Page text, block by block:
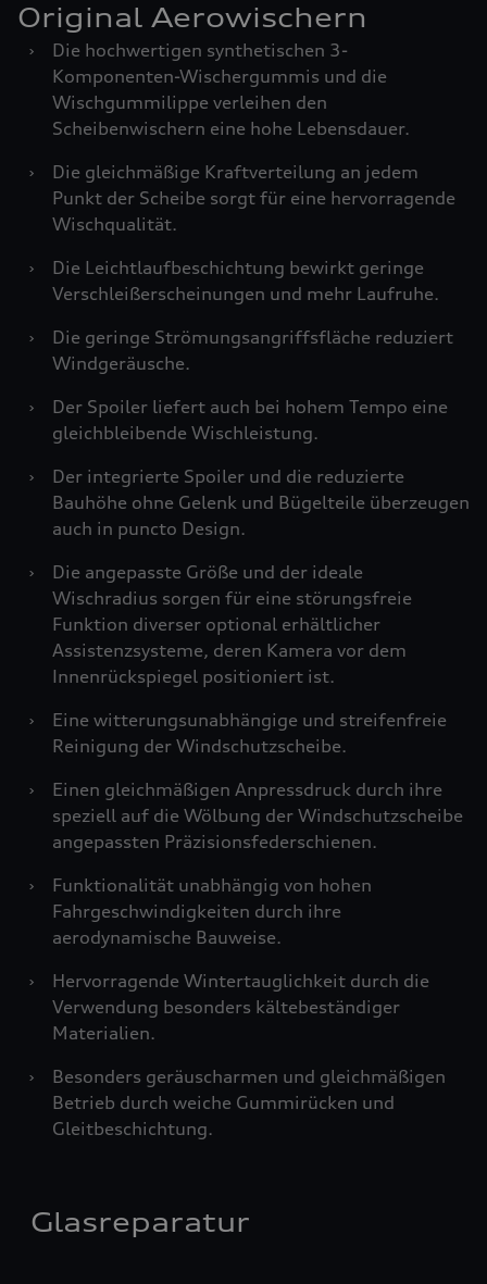
Original Aerowischern
›
Die hochwertigen synthetischen 3-
Komponenten-Wischergummis und die
Wischgummilippe verleihen den
Scheibenwischern eine hohe Lebensdauer.
›
Die gleichmäßige Kraftverteilung an jedem
Punkt der Scheibe sorgt für eine hervorragende
Wischqualität.
›
Die Leichtlaufbeschichtung bewirkt geringe
Verschleißerscheinungen und mehr Laufruhe.
›
Die geringe Strömungsangriffsfläche reduziert
Windgeräusche.
›
Der Spoiler liefert auch bei hohem Tempo eine
gleichbleibende Wischleistung.
›
Der integrierte Spoiler und die reduzierte
Bauhöhe ohne Gelenk und Bügelteile überzeugen
auch in puncto Design.
›
Die angepasste Größe und der ideale
Wischradius sorgen für eine störungsfreie
Funktion diverser optional erhältlicher
Assistenzsysteme, deren Kamera vor dem
Innenrückspiegel positioniert ist.
›
Eine witterungsunabhängige und streifenfreie
Reinigung der Windschutzscheibe.
›
Einen gleichmäßigen Anpressdruck durch ihre
speziell auf die Wölbung der Windschutzscheibe
angepassten Präzisionsfederschienen.
›
Funktionalität unabhängig von hohen
Fahrgeschwindigkeiten durch ihre
aerodynamische Bauweise.
›
Hervorragende Wintertauglichkeit durch die
Verwendung besonders kältebeständiger
Materialien.
›
Besonders geräuscharmen und gleichmäßigen
Betrieb durch weiche Gummirücken und
Gleitbeschichtung.
Glasreparatur